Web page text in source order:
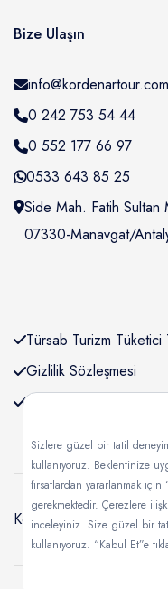
Bize Ulaşın
info@kordenartour.com
0 242 753 54 44
0 552 177 66 97
0533 643 85 25
Side Mah. Fatih
07330-Manavgat/
Türsab Turizm
Gizlilik Sözleşmesi
KVKK Bilgilendirmesi
Kordenartour
Sizlere güzel bir tatil
kullanıyoruz. Beklentinize
fırsatlardan yararlanmak için
gerekmektedir. Çerezlere
inceleyiniz. Size güzel bir
kullanıyoruz. “Kabul Et”e